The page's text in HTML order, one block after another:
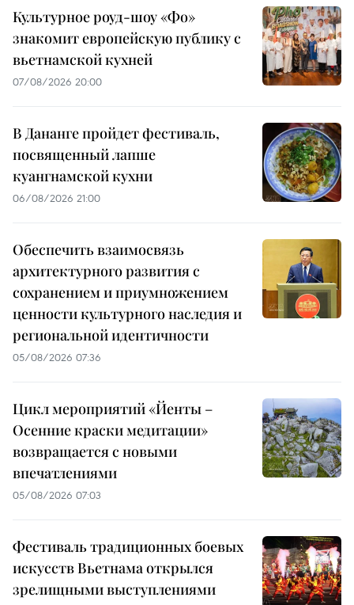
Культурное роуд-шоу «Фо»
знакомит европейскую публику с
вьетнамской кухней
07/08/2026 20:00
В Дананге пройдет фестиваль,
посвященный лапше
куангнамской кухни
06/08/2026 21:00
Обеспечить взаимосвязь
архитектурного развития с
сохранением и приумножением
ценности культурного наследия и
региональной идентичности
05/08/2026 07:36
Цикл мероприятий «Йенты –
Осенние краски медитации»
возвращается с новыми
впечатлениями
05/08/2026 07:03
Фестиваль традиционных боевых
искусств Вьетнама открылся
зрелищными выступлениями